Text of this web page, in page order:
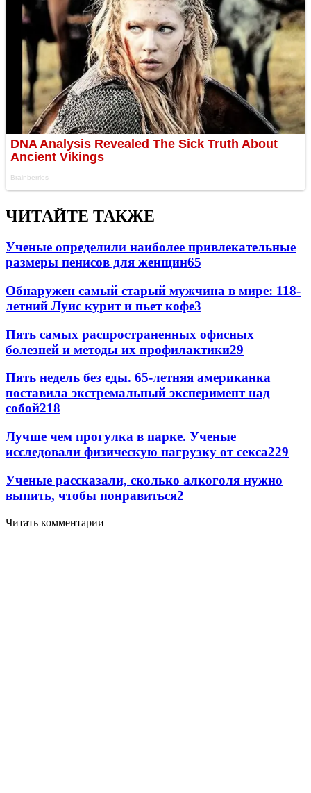
ЧИТАЙТЕ ТАКЖЕ
Ученые определили наиболее привлекательные
размеры пенисов для женщин65
Обнаружен самый старый мужчина в мире: 118-
летний Луис курит и пьет кофе3
Пять самых распространенных офисных
болезней и методы их профилактики29
Пять недель без еды. 65-летняя американка
поставила экстремальный эксперимент над
собой218
Лучше чем прогулка в парке. Ученые
исследовали физическую нагрузку от секса229
Ученые рассказали, сколько алкоголя нужно
выпить, чтобы понравиться2
Читать комментарии